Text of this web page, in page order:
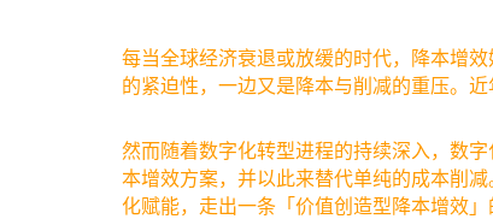
每当全球经济衰退或放缓的时代，降本增
的紧迫性，一边又是降本与削减的重压。
然而随着数字化转型进程的持续深入，数
本增效方案，并以此来替代单纯的成本削
化赋能，走出一条「价值创造型降本增效」